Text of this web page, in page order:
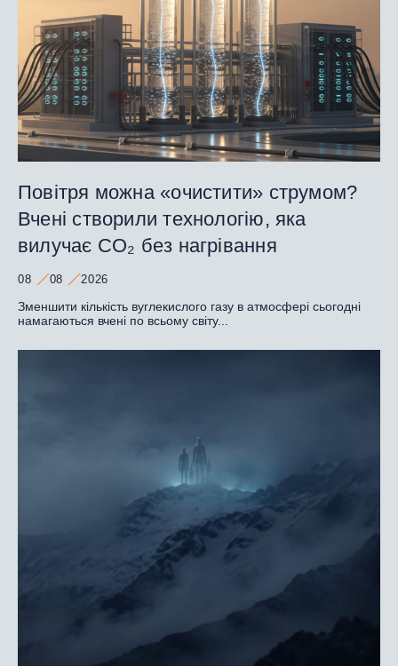
Повітря можна «очистити» струмом?
Вчені створили технологію, яка
вилучає CO₂ без нагрівання
08 08 2026
Зменшити кількість вуглекислого газу в атмосфері сьогодні
намагаються вчені по всьому світу...